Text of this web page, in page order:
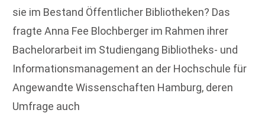
sie im Bestand Öffentlicher Bibliotheken? Das
fragte Anna Fee Blochberger im Rahmen ihrer
Bachelorarbeit im Studiengang Bibliotheks- und
Informationsmanagement an der Hochschule für
Angewandte Wissenschaften Hamburg, deren
Umfrage auch